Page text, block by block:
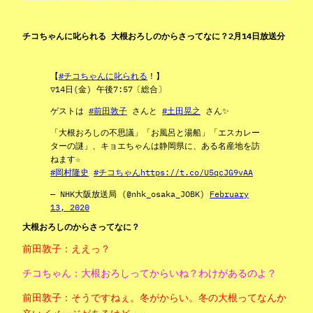
チコちゃんに叱られる 大根おろしのからさってなに？2月14日放送分
【#チコちゃんに叱られる ！】
▽14日(金) 午後7:57〔総合〕
ゲストは #前田敦子 さんと #土田晃之 さん✨
「大根おろしの不思議」「お風呂と湯船」「エスカレー
ターの謎」、キョエちゃんは静岡県に、ある名産地を訪
ねます☆
#岡村隆史 #チコちゃんhttps://t.co/U5qcJG9vAA
— NHK大阪放送局 (@nhk_osaka_JOBK) February
13, 2020
大根おろしのからさってなに？
前田敦子：ええっ？
チコちゃん：大根おろしってからいね？わけがあるのよ？
前田敦子：そうですねぇ。冬がからい。冬の大根ってなんか